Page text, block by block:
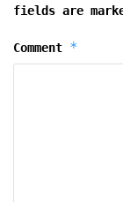
fields are
Comment *